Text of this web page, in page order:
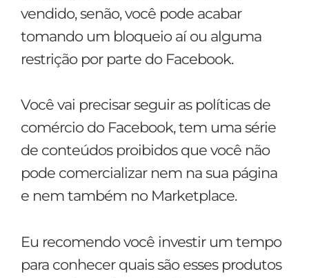
vendido, senão, você pode acabar
tomando um bloqueio aí ou alguma
restrição por parte do Facebook.
Você vai precisar seguir as políticas de
comércio do Facebook, tem uma série
de conteúdos proibidos que você não
pode comercializar nem na sua página
e nem também no Marketplace.
Eu recomendo você investir um tempo
para conhecer quais são esses produtos